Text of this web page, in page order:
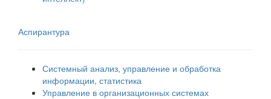
Аспирантура
Системный анализ, управление и обработка
информации, статистика
Управление в организационных системах